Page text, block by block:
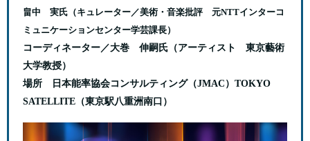
畠中 実氏 （キュレーター／美術・音楽批評 元NTTインターコ
ミュニケーションセンター学芸課長）
コーディネーター／大巻 伸嗣氏 （アーティスト 東京藝術
大学教授）
場所 日本能率協会コンサルティング（JMAC）TOKYO
SATELLITE（東京駅八重洲南口）